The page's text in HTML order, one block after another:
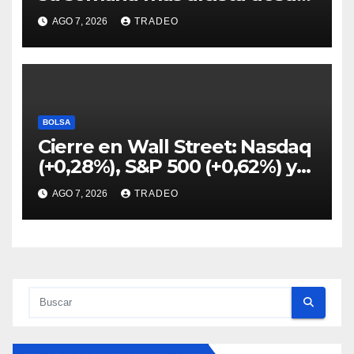
abril
AGO 7, 2026 TRADEO
BOLSA
Cierre en Wall Street: Nasdaq
(+0,28%), S&P 500 (+0,62%) y
Nasdaq (+1,30%)
AGO 7, 2026 TRADEO